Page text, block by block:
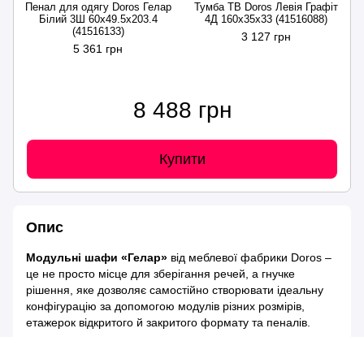
Пенал для одягу Doros Гелар
Білий 3Ш 60х49.5х203.4
(41516133)
5 361 грн
Тумба ТВ Doros Левія Графіт
4Д 160х35х33 (41516088)
3 127 грн
8 488 грн
Купити
Опис
Модульні шафи «Гелар» від меблевої фабрики Doros –
це не просто місце для зберігання речей, а гнучке
рішення, яке дозволяє самостійно створювати ідеальну
конфігурацію за допомогою модулів різних розмірів,
етажерок відкритого й закритого формату та пеналів.